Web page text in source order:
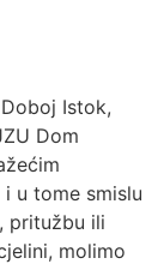
Istok,
Dom
u tome smislu
pritužbu ili
molimo